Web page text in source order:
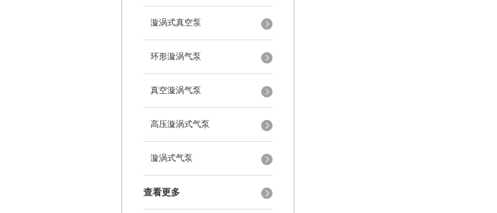
漩涡式真空泵
环形漩涡气泵
真空漩涡气泵
高压漩涡式气泵
漩涡式气泵
查看更多